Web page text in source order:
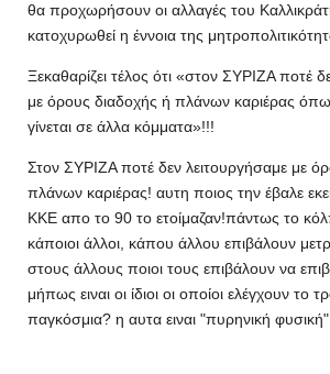
θα προχωρήσουν οι αλλαγές του
κατοχυρωθεί η έννοια της
Ξεκαθαρίζει τέλος ότι «στον ΣΥΡΙΖΑ ποτέ
με όρους διαδοχής ή πλάνων καριέρας
γίνεται σε άλλα κόμματα»!!!
Στον ΣΥΡΙΖΑ ποτέ δεν λειτουργήσαμε με
πλάνων καριέρας! αυτη ποιος την έβαλε
ΚΚΕ απο το 90 το ετοίμαζαν!πάντως το
κάποιοι άλλοι, κάπου άλλου επιβάλουν
στους άλλους ποιοι τους επιβάλουν να
μήπως ειναι οι ίδιοι οι οποίοι ελέγχουν το
παγκόσμια? η αυτα ειναι "πυρηνική